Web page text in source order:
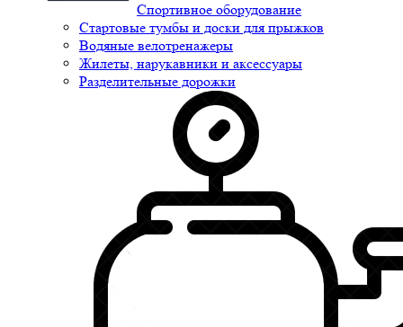
Спортивное оборудование
Стартовые тумбы и доски для прыжков
Водяные велотренажеры
Жилеты, нарукавники и аксессуары
Разделительные дорожки